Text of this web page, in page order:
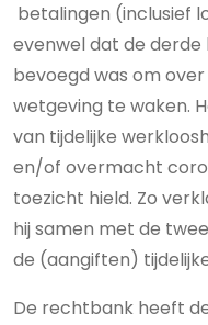
betalingen (inclusief
evenwel dat de
bevoegd was om
wetgeving te waken.
van tijdelijke
en/of overmacht
toezicht hield. Zo
hij samen met de
de (aangiften)
De rechtbank heeft